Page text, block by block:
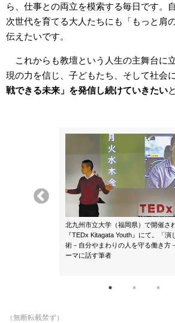
ら、仕事との両立を模索する毎日です。
次世代を育てる大人たちにも「もっと肩
伝えたいです。
これからも教壇という人生の主舞台に
現の力を信じ、子どもたち、そして社会
戦できる未来」を発信し続けていきたい
北九州市立大学（福岡県）で開催さ
『TEDx Kitagata Youth』にて。「演
術－自分やまわりの人を守る働き方
ーマに話す筆者
（無断転載禁ず）